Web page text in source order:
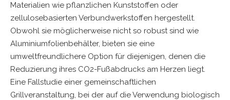
Materialien wie pflanzlichen Kunststoffen oder
zellulosebasierten Verbundwerkstoffen hergestellt.
Obwohl sie möglicherweise nicht so robust sind wie
Aluminiumfolienbehälter, bieten sie eine
umweltfreundlichere Option für diejenigen, denen die
Reduzierung ihres CO2-Fußabdrucks am Herzen liegt.
Eine Fallstudie einer gemeinschaftlichen
Grillveranstaltung, bei der auf die Verwendung biologisch